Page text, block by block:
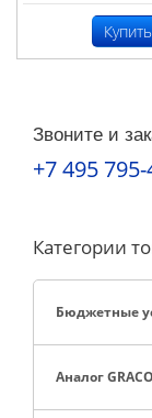
Звоните и
+7 495
Категории
Бюджетные
Аналог GRACO
Купить